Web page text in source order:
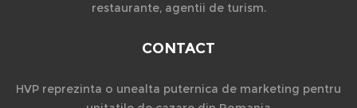
restaurante, agentii de turism.
CONTACT
HVP reprezinta o unealta puternica de marketing pentru